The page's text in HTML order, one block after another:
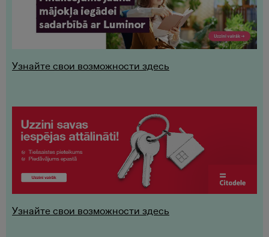
Узнайте свои возможности здесь
Узнайте свои возможности здесь